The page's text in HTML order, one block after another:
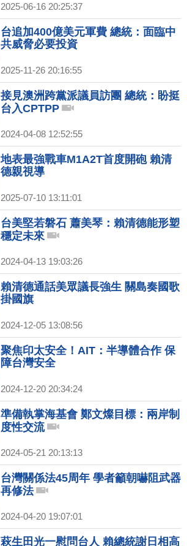
2025-06-16 20:25:37
台追加400億美元軍費 總統：面臨中
共威脅必要投資
2025-11-26 20:16:55
接見澳洲跨黨派議員訪團 總統：盼挺
台入CPTPP
2024-04-08 12:52:55
地表最強戰車M1A2T首度開砲 賴清
德親視導
2025-07-10 13:11:01
台美堅若磐石 蕭美琴：賴清德能形塑
穩定未來
2024-04-13 19:03:26
賴清德通話美眾議長強生 關島奏國歌
掛國旗
2024-12-05 13:08:56
聚焦印太安全！AIT：半導體合作 保
障台灣安全
2024-12-20 20:34:24
準備執掌海基會 鄭文燦目標：兩岸制
度性交流
2024-05-21 20:13:13
台灣關係法45周年 學者籲朝嚇阻武器
再修法
2024-04-20 19:07:01
萩生田光一慰問台人 賴總統謝日相高